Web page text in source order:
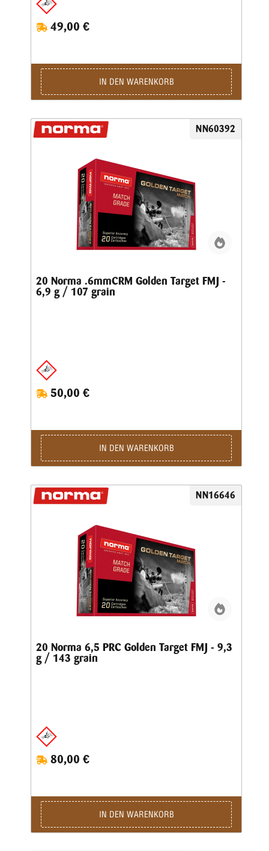
49,00 €
IN DEN WARENKORB
NN60392
20 Norma .6mmCRM Golden Target FMJ -
6,9 g / 107 grain
50,00 €
IN DEN WARENKORB
NN16646
20 Norma 6,5 PRC Golden Target FMJ - 9,3
g / 143 grain
80,00 €
IN DEN WARENKORB